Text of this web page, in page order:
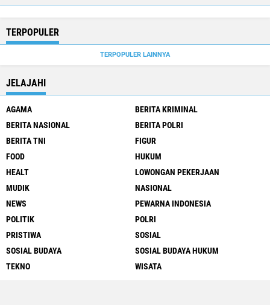
TERPOPULER
TERPOPULER LAINNYA
JELAJAHI
AGAMA
BERITA KRIMINAL
BERITA NASIONAL
BERITA POLRI
BERITA TNI
FIGUR
FOOD
HUKUM
HEALT
LOWONGAN PEKERJAAN
MUDIK
NASIONAL
NEWS
PEWARNA INDONESIA
POLITIK
POLRI
PRISTIWA
SOSIAL
SOSIAL BUDAYA
SOSIAL BUDAYA HUKUM
TEKNO
WISATA